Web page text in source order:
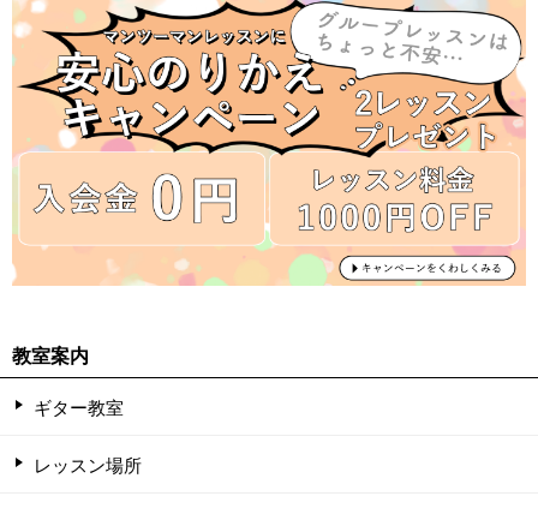
教室案内
ギター教室
レッスン場所